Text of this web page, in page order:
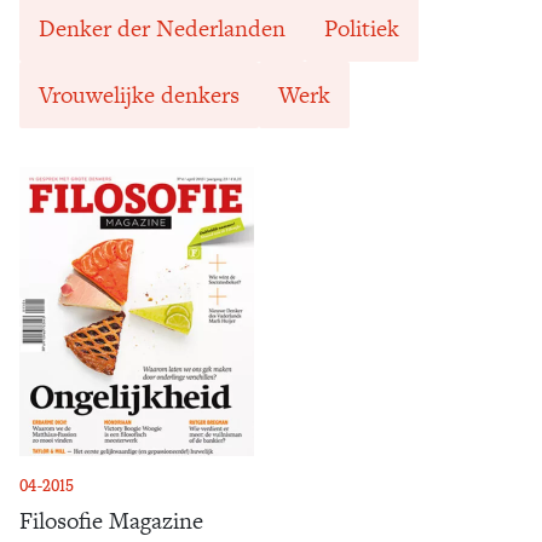
04-2015
Filosofie Magazine
Denker der Nederlanden Politiek
Vrouwelijke denkers Werk